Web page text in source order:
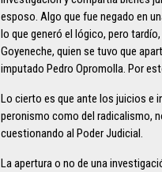
esposo. Algo que fue negado en
lo que generó el lógico, pero
Goyeneche, quien se tuvo que
imputado Pedro Opromolla. Por
Lo cierto es que ante los juicios e
peronismo como del radicalismo,
cuestionando al Poder Judicial.
La apertura o no de una